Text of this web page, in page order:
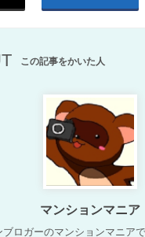
この記事をかいた人
マンションマニア
ブロガーのマンションマニア